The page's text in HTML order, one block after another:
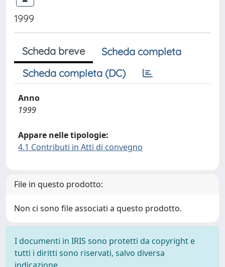
1999
Scheda breve
Scheda completa
Scheda completa (DC)
Anno
1999
Appare nelle tipologie:
4.1 Contributi in Atti di convegno
File in questo prodotto:
Non ci sono file associati a questo prodotto.
I documenti in IRIS sono protetti da copyright e
tutti i diritti sono riservati, salvo diversa